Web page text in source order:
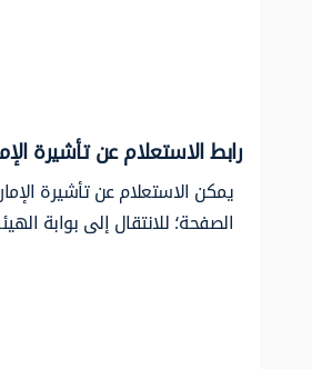
رابط الاستعلام عن تأشيرة
يمكن الاستعلام عن تأشيرة
الصفحة؛ للانتقال إلى بوابة